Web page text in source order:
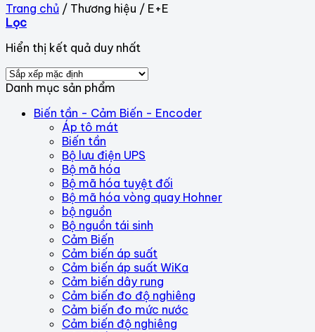
Trang chủ / Thương hiệu / E+E
Lọc
Hiển thị kết quả duy nhất
Danh mục sản phẩm
Biến tần - Cảm Biến - Encoder
Áp tô mát
Biến tần
Bộ lưu điện UPS
Bộ mã hóa
Bộ mã hóa tuyệt đối
Bộ mã hóa vòng quay Hohner
bộ nguồn
Bộ nguồn tái sinh
Cảm Biến
Cảm biến áp suất
Cảm biến áp suất WiKa
Cảm biến dây rung
Cảm biến đo độ nghiêng
Cảm biến đo mức nước
Cảm biến độ nghiêng